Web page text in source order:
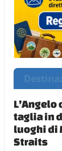
L’Angelo
taglia in
luoghi di
Straits